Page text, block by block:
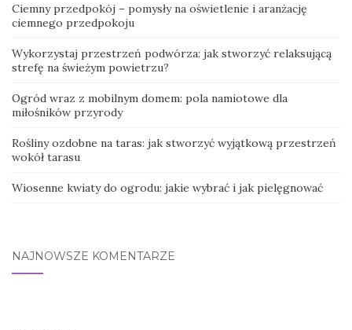
Ciemny przedpokój – pomysły na oświetlenie i aranżację
ciemnego przedpokoju
Wykorzystaj przestrzeń podwórza: jak stworzyć relaksującą
strefę na świeżym powietrzu?
Ogród wraz z mobilnym domem: pola namiotowe dla
miłośników przyrody
Rośliny ozdobne na taras: jak stworzyć wyjątkową przestrzeń
wokół tarasu
Wiosenne kwiaty do ogrodu: jakie wybrać i jak pielęgnować
NAJNOWSZE KOMENTARZE